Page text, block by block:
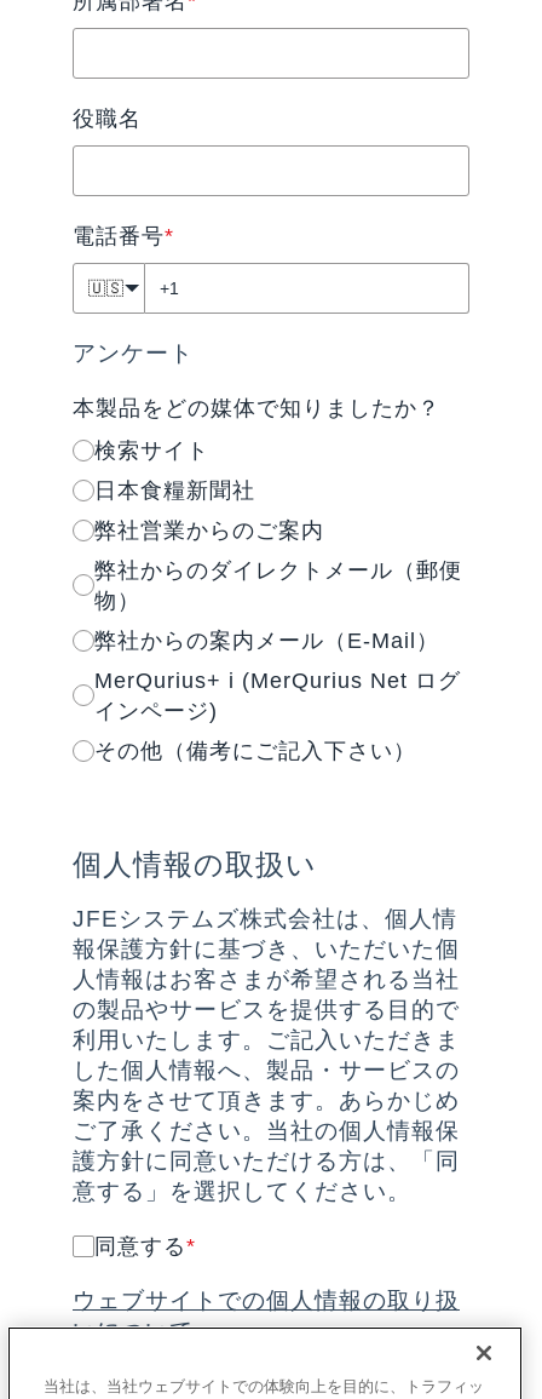
役職名
電話番号*
🇺🇸
アンケート
本製品をどの媒体で知りましたか？
検索サイト
日本食糧新聞社
弊社営業からのご案内
弊社からのダイレクトメール（郵便
物）
弊社からの案内メール（E-Mail）
MerQurius+ i (MerQurius Net ログ
インページ)
その他（備考にご記入下さい）
個人情報の取扱い
JFEシステムズ株式会社は、個人情
報保護方針に基づき、いただいた個
人情報はお客さまが希望される当社
の製品やサービスを提供する目的で
利用いたします。ご記入いただきま
した個人情報へ、製品・サービスの
案内をさせて頂きます。あらかじめ
ご了承ください。当社の個人情報保
護方針に同意いただける方は、「同
意する」を選択してください。
同意する*
ウェブサイトでの個人情報の取り扱
いについて
当社は、当社ウェブサイトでの体験向上を目的に、トラフィッ